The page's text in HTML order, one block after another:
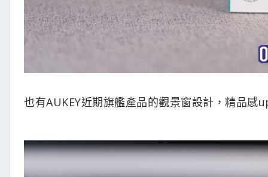
也有AUKEY近期旗艦產品的觀景窗設計，精品感